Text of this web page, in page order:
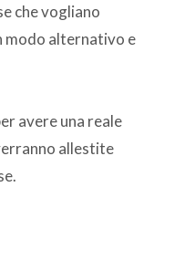
che vogliano
modo alternativo e
avere una reale
allestite